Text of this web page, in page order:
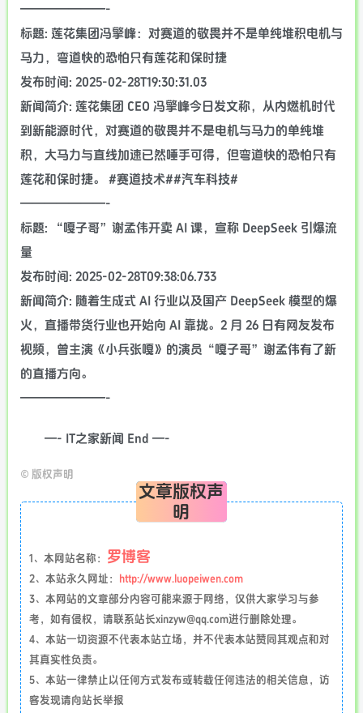
———————-
标题: 莲花集团冯擎峰：对赛道的敬畏并不是单纯堆积电机与
马力，弯道快的恐怕只有莲花和保时捷
发布时间: 2025-02-28T19:30:31.03
新闻简介: 莲花集团 CEO 冯擎峰今日发文称，从内燃机时代
到新能源时代，对赛道的敬畏并不是电机与马力的单纯堆
积，大马力与直线加速已然唾手可得，但弯道快的恐怕只有
莲花和保时捷。 #赛道技术##汽车科技#
———————-
标题: “嘎子哥”谢孟伟开卖 AI 课，宣称 DeepSeek 引爆流
量
发布时间: 2025-02-28T09:38:06.733
新闻简介: 随着生成式 AI 行业以及国产 DeepSeek 模型的爆
火，直播带货行业也开始向 AI 靠拢。2 月 26 日有网友发布
视频，曾主演《小兵张嘎》的演员“嘎子哥”谢孟伟有了新
的直播方向。
———————-
—- IT之家新闻 End —-
© 版权声明
文章版权声
明
1、本网站名称： 罗博客
2、本站永久网址：
http://www.luopeiwen.com
3、本网站的文章部分内容可能来源于网络，仅供大家学习与参
考，如有侵权，请联系站长xinzyw@qq.com进行删除处理。
4、本站一切资源不代表本站立场，并不代表本站赞同其观点和对
其真实性负责。
5、本站一律禁止以任何方式发布或转载任何违法的相关信息，访
客发现请向站长举报